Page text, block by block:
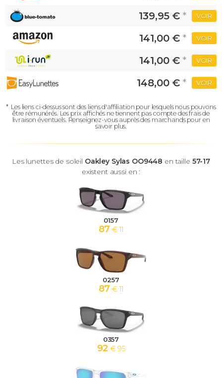
139,95 € * VOIR
141,00 € * VOIR
141,00 € * VOIR
148,00 € * VOIR
* Les liens ci-dessus sont des liens d'affiliation pour lesquels nous pouvons
être rémunérés. Les prix affichés ne tiennent pas compte des frais de
livraison éventuels. Renseignez-vous auprès des marchands pour en
savoir plus.
Les lunettes de soleil Oakley Sylas OO9448 en taille 57-17
existent aussi en :
0157
87 € 11
0257
87 € 11
0357
92 € 95